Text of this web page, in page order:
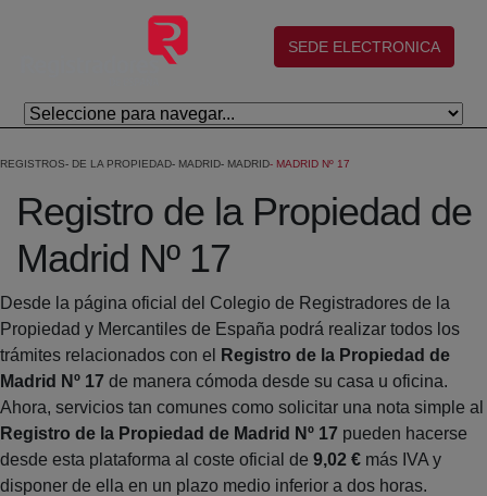
Salta al contingut principal
(abre en nueva ventana)
SEDE ELECTRONICA
REGISTROS DE LA PROPIEDAD MADRID MADRID MADRID Nº 17
Registro de la Propiedad de
Madrid Nº 17
Desde la página oficial del Colegio de Registradores de la
Propiedad y Mercantiles de España podrá realizar todos los
trámites relacionados con el
Registro de la Propiedad de
Madrid Nº 17 de manera cómoda desde su casa u oficina.
Ahora, servicios tan comunes como solicitar una nota simple al
Registro de la Propiedad de Madrid Nº 17 pueden hacerse
desde esta plataforma al coste oficial de 9,02 € más IVA y
disponer de ella en un plazo medio inferior a dos horas.